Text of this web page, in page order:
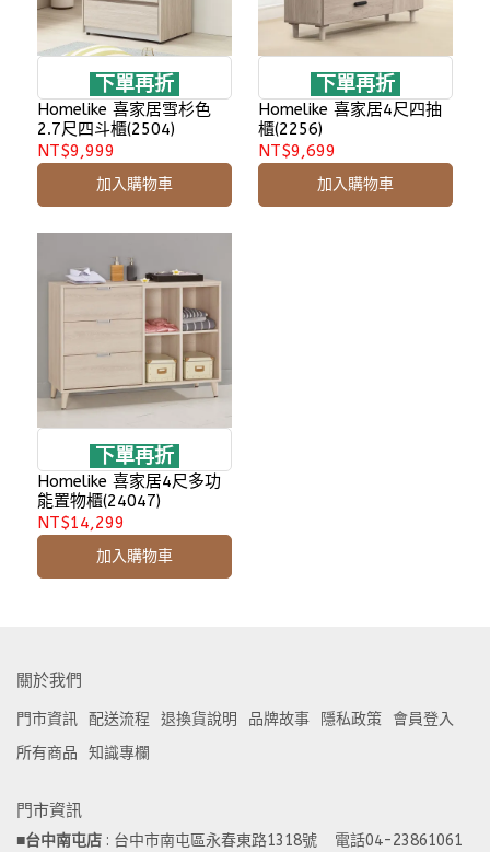
下單再折
Homelike 喜家居雪杉色
2.7尺四斗櫃(2504)
NT$9,999
加入購物車
下單再折
Homelike 喜家居4尺四抽
櫃(2256)
NT$9,699
加入購物車
下單再折
Homelike 喜家居4尺多功
能置物櫃(24047)
NT$14,299
加入購物車
關於我們
門市資訊 配送流程 退換貨說明 品牌故事 隱私政策
會員登入
所有商品
知識專欄
門市資訊
■台中南屯店 : 台中市南屯區永春東路1318號    電話04-23861061